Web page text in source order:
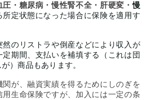
圧・糖尿病・慢性腎不全・肝硬変・慢
所定状態になった場合に保険を適用す
然のリストラや倒産などにより収入が
期間、支払いを補填する（これは団
）商品もあります。
関が、融資実績を得るためにしのぎを
用生命保険ですが、加入には一定の条